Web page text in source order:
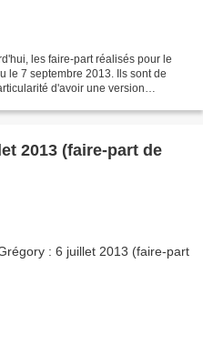
les faire-part réalisés pour le
le 7 septembre 2013. Ils sont de
d'avoir une version
2013 (faire-part de